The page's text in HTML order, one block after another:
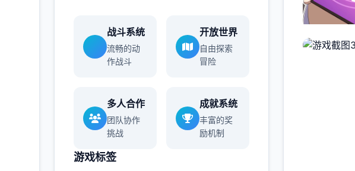
战斗系统
流畅的动
作战斗
开放世界
自由探索
冒险
多人合作
团队协作
挑战
成就系统
丰富的奖
励机制
游戏标签